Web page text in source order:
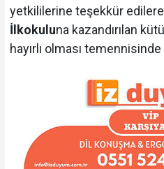
yetkililerine teşekkür
İlkokuluna kazandırılan
hayırlı olması